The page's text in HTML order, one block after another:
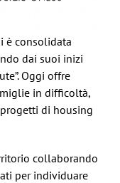
è consolidata
dai suoi inizi
Oggi offre
in difficoltà,
di housing
collaborando
per individuare